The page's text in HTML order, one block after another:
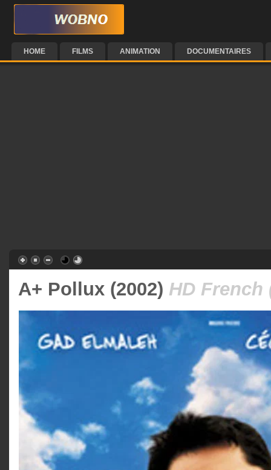
HOME FILMS ANIMATION DOCUMENTAIRES
A+ Pollux (2002) HD French